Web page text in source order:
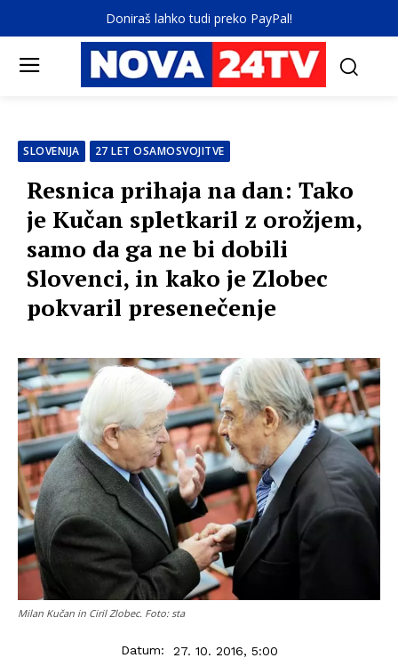
Doniraš lahko tudi preko PayPal!
SLOVENIJA 27 LET OSAMOSVOJITVE
Resnica prihaja na dan: Tako
je Kučan spletkaril z orožjem,
samo da ga ne bi dobili
Slovenci, in kako je Zlobec
pokvaril presenečenje
Milan Kučan in Ciril Zlobec. Foto: sta
Datum: 27. 10. 2016, 5:00